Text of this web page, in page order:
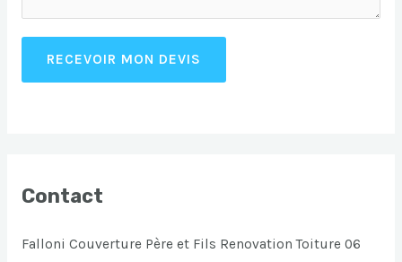
RECEVOIR MON DEVIS
Contact
Falloni Couverture Père et Fils Renovation Toiture 06